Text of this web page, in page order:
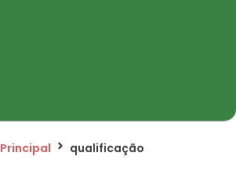
Principal qualificação